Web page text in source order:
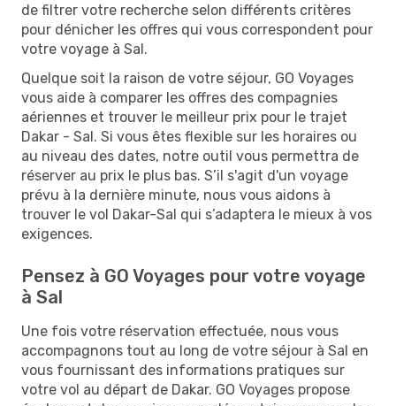
de filtrer votre recherche selon différents critères
pour dénicher les offres qui vous correspondent pour
votre voyage à Sal.
Quelque soit la raison de votre séjour, GO Voyages
vous aide à comparer les offres des compagnies
aériennes et trouver le meilleur prix pour le trajet
Dakar - Sal. Si vous êtes flexible sur les horaires ou
au niveau des dates, notre outil vous permettra de
réserver au prix le plus bas. S’il s'agit d'un voyage
prévu à la dernière minute, nous vous aidons à
trouver le vol Dakar-Sal qui s’adaptera le mieux à vos
exigences.
Pensez à GO Voyages pour votre voyage
à Sal
Une fois votre réservation effectuée, nous vous
accompagnons tout au long de votre séjour à Sal en
vous fournissant des informations pratiques sur
votre vol au départ de Dakar. GO Voyages propose